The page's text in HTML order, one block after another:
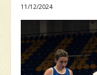
11/12/2024